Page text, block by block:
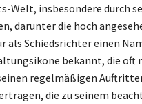
Welt, insbesondere durch
darunter die hoch
als Schiedsrichter einen
bekannt, die oft
regelmäßigen
die zu seinem